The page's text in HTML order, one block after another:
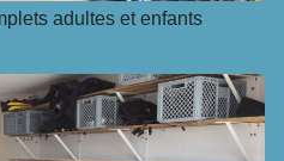
adultes et enfants